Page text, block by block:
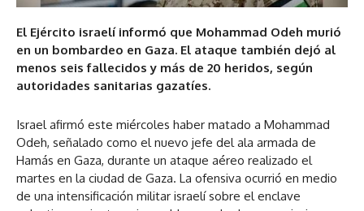
El Ejército israelí informó que Mohammad Odeh murió
en un bombardeo en Gaza. El ataque también dejó al
menos seis fallecidos y más de 20 heridos, según
autoridades sanitarias gazatíes.
Israel afirmó este miércoles haber matado a Mohammad
Odeh, señalado como el nuevo jefe del ala armada de
Hamás en Gaza, durante un ataque aéreo realizado el
martes en la ciudad de Gaza. La ofensiva ocurrió en medio
de una intensificación militar israelí sobre el enclave